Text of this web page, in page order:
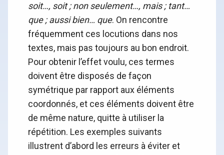
soit…, soit ; non seulement…, mais ; tant…
que ; aussi bien… que. On rencontre
fréquemment ces locutions dans nos
textes, mais pas toujours au bon endroit.
Pour obtenir l’effet voulu, ces termes
doivent être disposés de façon
symétrique par rapport aux éléments
coordonnés, et ces éléments doivent être
de même nature, quitte à utiliser la
répétition. Les exemples suivants
illustrent d’abord les erreurs à éviter et